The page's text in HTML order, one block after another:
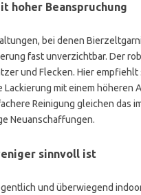
hoher Beanspruchung
bei denen
fast unverzichtbar. Der
und Flecken. Hier
mit einem höheren
Reinigung gleichen das
Neuanschaffungen.
sinnvoll ist
und überwiegend